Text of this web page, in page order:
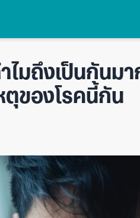
ไมถึงเป็นกันม
ตุของโรคนี้กัน